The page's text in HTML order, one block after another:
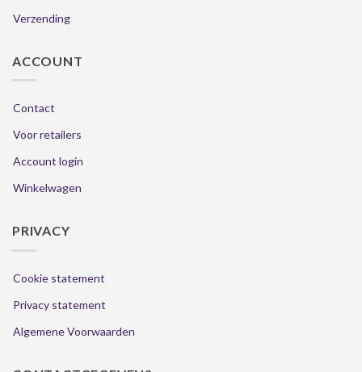
Verzending
ACCOUNT
Contact
Voor retailers
Account login
Winkelwagen
PRIVACY
Cookie statement
Privacy statement
Algemene Voorwaarden